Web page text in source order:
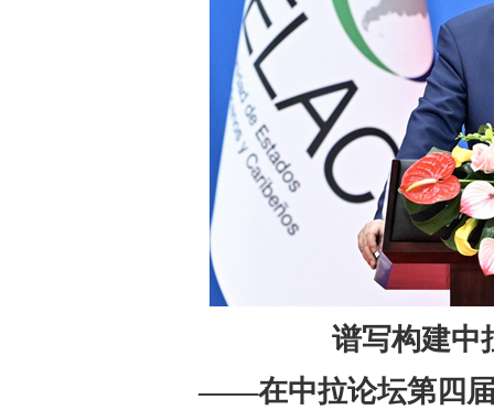
谱写构建中
——在中拉论坛第四届